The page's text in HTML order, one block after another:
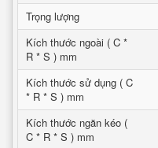
Trọng lượng
Kích thước ngoài ( C *
R * S ) mm
Kích thước sử dụng ( C
* R * S ) mm
Kích thước ngăn kéo (
C * R * S ) mm